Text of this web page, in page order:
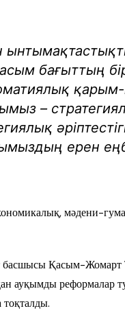
бағыттың
қарым-
–
ерен
мәдени-
бас­шысы Қасым-
ауқымды реформалар